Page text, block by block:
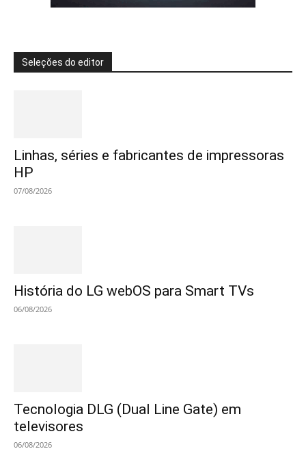
Seleções do editor
Linhas, séries e fabricantes de impressoras
HP
07/08/2026
História do LG webOS para Smart TVs
06/08/2026
Tecnologia DLG (Dual Line Gate) em
televisores
06/08/2026